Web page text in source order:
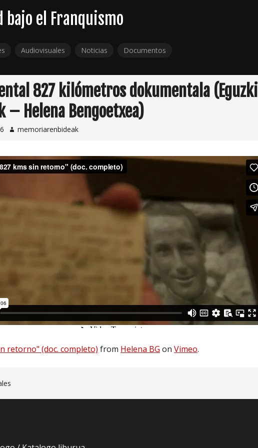
bajo el Franquismo
Audiovisuales Noticias Documentos
827 kilómetros dokumentala (Eguzki
– Helena Bengoetxea)
memoriarenbideak
retorno" (doc. completo) from Helena BG on Vimeo.